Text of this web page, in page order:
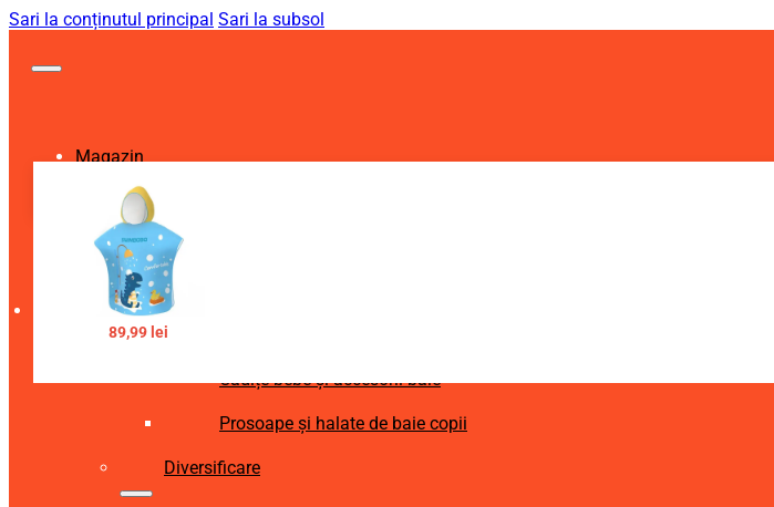
Sari la conținutul principal Sari la subsol
Magazin
Cădițe bebe și accesorii baie
Prosoape și halate de baie copii
Diversificare
89,99 lei